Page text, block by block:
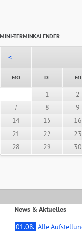
MINI-TERMINKALENDER
<
MONTAG DIENSTAG MI
1 2
7
8 9
14
15 16
21
22 23
28
29 30
News & Aktuelles
01.08. Alle